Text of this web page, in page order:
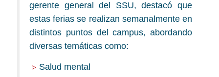
gerente general del SSU, destacó que
estas ferias se realizan semanalmente en
distintos puntos del campus, abordando
diversas temáticas como:
Salud mental